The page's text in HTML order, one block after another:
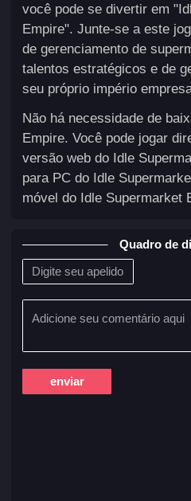
você pode se divertir em
Empire". Junte-se a este
de gerenciamento de
talentos estratégicos e de
seu próprio império
Não há necessidade de
Empire. Você pode jogar
versão web do Idle
para PC do Idle
móvel do Idle Supermarket
Quadro de
enviar